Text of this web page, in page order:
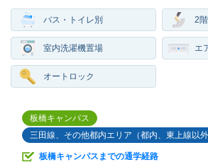
バス・トイレ別 2
室内洗濯機置場 エ
オートロック
板橋キャンパス
三田線、その他都内エリア（都内、東上線以外
板橋キャンパスまでの通学経路